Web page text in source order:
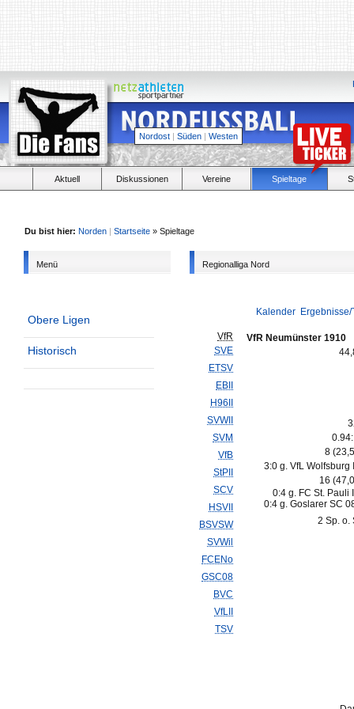
Nordost | Süden | Westen
Aktuell Diskussionen Vereine Spieltage
Du bist hier: Norden | Startseite » Spieltage
Menü
Obere Ligen
Historisch
Regionalliga Nord
Kalender
VfR
SVE
ETSV
EBII
H96II
SVWII
SVM
VfB
StPII
SCV
HSVII
BSVSW
SVWil
FCENo
GSC08
BVC
VfLII
TSV
VfR Neumünster 1910
8
3:0 g. VfL Wolfsburg
16
0:4 g. FC St. Pauli
0:4 g. Goslarer SC
2 Sp. o.